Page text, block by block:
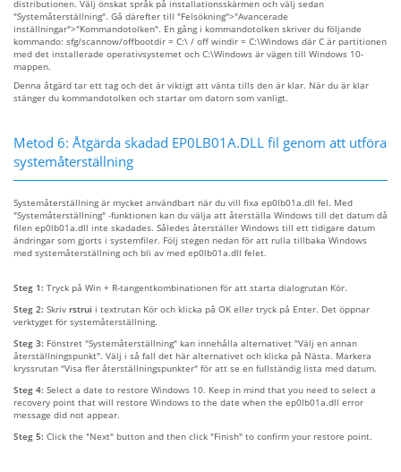
distributionen. Välj önskat språk på installationsskärmen och välj sedan
"Systemåterställning". Gå därefter till "Felsökning">"Avancerade
inställningar">"Kommandotolken". En gång i kommandotolken skriver du följande
kommando: sfg/scannow/offbootdir = C:\ / off windir = C:\Windows där C är partitionen
med det installerade operativsystemet och C:\Windows är vägen till Windows 10-
mappen.
Denna åtgärd tar ett tag och det är viktigt att vänta tills den är klar. När du är klar
stänger du kommandotolken och startar om datorn som vanligt.
Metod 6: Åtgärda skadad EP0LB01A.DLL fil genom att utföra
systemåterställning
Systemåterställning är mycket användbart när du vill fixa ep0lb01a.dll fel. Med
"Systemåterställning" -funktionen kan du välja att återställa Windows till det datum då
filen ep0lb01a.dll inte skadades. Således återställer Windows till ett tidigare datum
ändringar som gjorts i systemfiler. Följ stegen nedan för att rulla tillbaka Windows
med systemåterställning och bli av med ep0lb01a.dll felet.
Steg 1: Tryck på Win + R-tangentkombinationen för att starta dialogrutan Kör.
Steg 2: Skriv rstrui i textrutan Kör och klicka på OK eller tryck på Enter. Det öppnar
verktyget för systemåterställning.
Steg 3: Fönstret "Systemåterställning" kan innehålla alternativet "Välj en annan
återställningspunkt". Välj i så fall det här alternativet och klicka på Nästa. Markera
kryssrutan "Visa fler återställningspunkter" för att se en fullständig lista med datum.
Steg 4: Select a date to restore Windows 10. Keep in mind that you need to select a
recovery point that will restore Windows to the date when the ep0lb01a.dll error
message did not appear.
Steg 5: Click the "Next" button and then click "Finish" to confirm your restore point.